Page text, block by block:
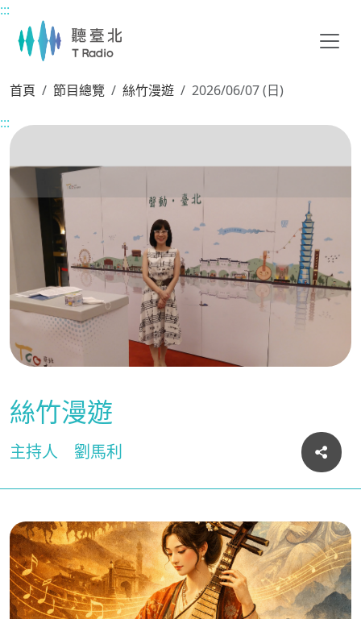
主要內容區塊
:::
首頁 節目總覽 絲竹漫遊
2026/06/07 (日)
:::
絲竹漫遊
主持人 劉馬利